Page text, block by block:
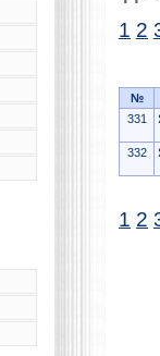
1 2
№
331
332
1 2